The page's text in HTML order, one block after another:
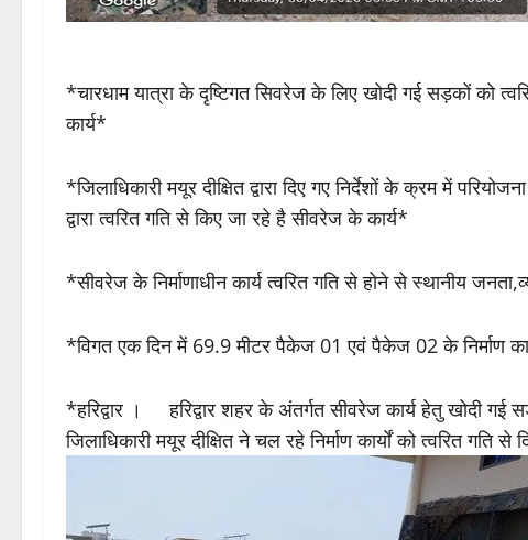
*चारधाम यात्रा के दृष्टिगत सिवरेज के लिए खोदी गई सड़कों को
कार्य*
*जिलाधिकारी मयूर दीक्षित द्वारा दिए गए निर्देशों के क्रम में
द्वारा त्वरित गति से किए जा रहे है सीवरेज के कार्य*
*सीवरेज के निर्माणाधीन कार्य त्वरित गति से होने से स्थानीय
*विगत एक दिन में 69.9 मीटर पैकेज 01 एवं पैकेज 02 के निर्माण
*हरिद्वार । हरिद्वार शहर के अंतर्गत सीवरेज कार्य हेतु खोदी गई
जिलाधिकारी मयूर दीक्षित ने चल रहे निर्माण कार्यों को त्वरित